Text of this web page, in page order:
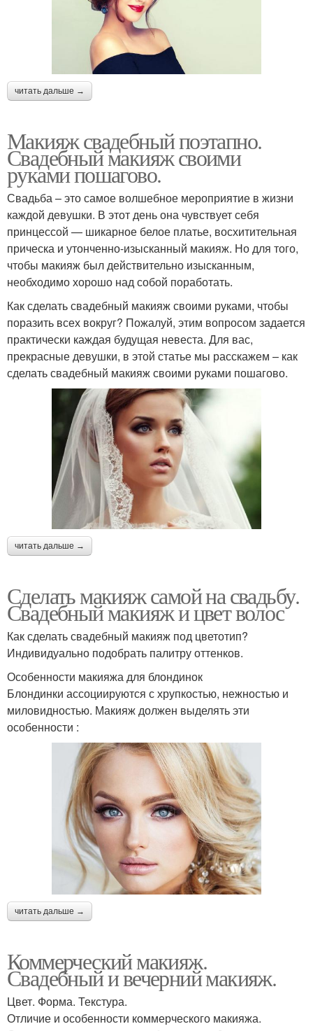
читать дальше →
Макияж свадебный поэтапно.
Свадебный макияж своими
руками пошагово.
Свадьба – это самое волшебное мероприятие в жизни
каждой девушки. В этот день она чувствует себя
принцессой — шикарное белое платье, восхитительная
прическа и утонченно-изысканный макияж. Но для того,
чтобы макияж был действительно изысканным,
необходимо хорошо над собой поработать.
Как сделать свадебный макияж своими руками, чтобы
поразить всех вокруг? Пожалуй, этим вопросом задается
практически каждая будущая невеста. Для вас,
прекрасные девушки, в этой статье мы расскажем – как
сделать свадебный макияж своими руками пошагово.
читать дальше →
Сделать макияж самой на свадьбу.
Свадебный макияж и цвет волос
Как сделать свадебный макияж под цветотип?
Индивидуально подобрать палитру оттенков.
Особенности макияжа для блондинок
Блондинки ассоциируются с хрупкостью, нежностью и
миловидностью. Макияж должен выделять эти
особенности :
читать дальше →
Коммерческий макияж.
Свадебный и вечерний макияж.
Цвет. Форма. Текстура.
Отличие и особенности коммерческого макияжа.